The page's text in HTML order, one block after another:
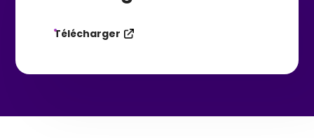
Télécharger